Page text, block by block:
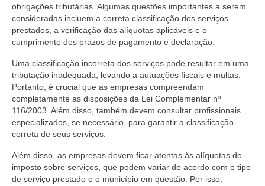
obrigações tributárias. Algumas questões importantes a serem
consideradas incluem a correta classificação dos serviços
prestados, a verificação das alíquotas aplicáveis ​​e o
cumprimento dos prazos de pagamento e declaração.
Uma classificação incorreta dos serviços pode resultar em uma
tributação inadequada, levando a autuações fiscais e multas.
Portanto, é crucial que as empresas compreendam
completamente as disposições da Lei Complementar nº
116/2003. Além disso, também devem consultar profissionais
especializados, se necessário, para garantir a classificação
correta de seus serviços.
Além disso, as empresas devem ficar atentas às alíquotas do
imposto sobre serviços, que podem variar de acordo com o tipo
de serviço prestado e o município em questão. Por isso,